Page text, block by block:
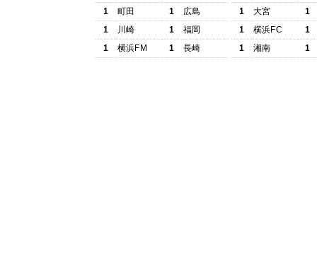
1
町田 1
広島
1
川崎 1
福岡
1
横浜FM 1 長崎
1
大宮
1
1
横浜FC
1
1
湘南 1